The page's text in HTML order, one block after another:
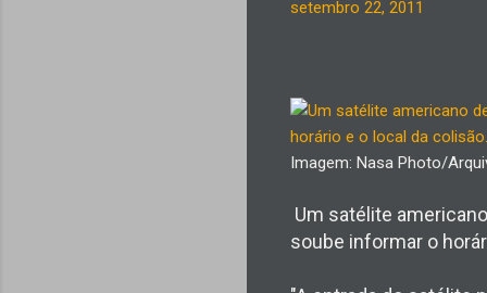
setembro 22, 2011
Imagem: Nasa Photo/
Um satélite
soube informar o